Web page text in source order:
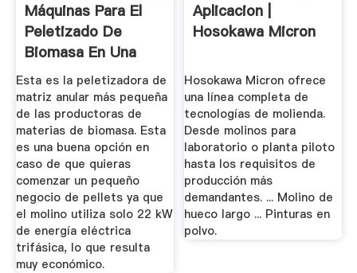
Máquinas Para El
Peletizado De
Biomasa En Una
Planta De ...
Esta es la peletizadora de
matriz anular más pequeña
de las productoras de
materias de biomasa. Esta
es una buena opción en
caso de que quieras
comenzar un pequeño
negocio de pellets ya que
el molino utiliza solo 22 kW
de energía eléctrica
trifásica, lo que resulta
muy económico.
Aplicacion |
Hosokawa Micron
Hosokawa Micron ofrece
una línea completa de
tecnologías de molienda.
Desde molinos para
laboratorio o planta piloto
hasta los requisitos de
producción más
demandantes. ... Molino de
hueco largo ... Pinturas en
polvo.